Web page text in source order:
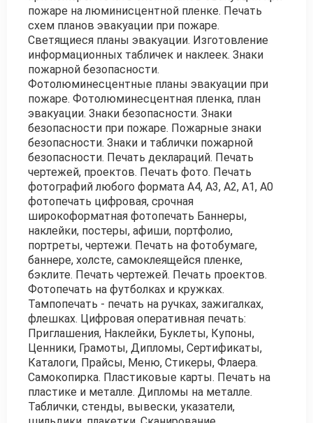
пожаре на люминисцентной пленке. Печать
схем планов эвакуации при пожаре.
Светящиеся планы эвакуации. Изготовление
информационных табличек и наклеек. Знаки
пожарной безопасности.
Фотолюминесцентные планы эвакуации при
пожаре. Фотолюминесцентная пленка, план
эвакуации. Знаки безопасности. Знаки
безопасности при пожаре. Пожарные знаки
безопасности. Знаки и таблички пожарной
безопасности. Печать деклараций. Печать
чертежей, проектов. Печать фото. Печать
фотографий любого формата А4, А3, А2, А1, А0
фотопечать цифровая, срочная
широкоформатная фотопечать Баннеры,
наклейки, постеры, афиши, портфолио,
портреты, чертежи. Печать на фотобумаге,
баннере, холсте, самоклеящейся пленке,
бэклите. Печать чертежей. Печать проектов.
Фотопечать на футболках и кружках.
Тампопечать - печать на ручках, зажигалках,
флешках. Цифровая оперативная печать:
Приглашения, Наклейки, Буклеты, Купоны,
Ценники, Грамоты, Дипломы, Сертификаты,
Каталоги, Прайсы, Меню, Стикеры, Флаера.
Самокопирка. Пластиковые карты. Печать на
пластике и металле. Дипломы на металле.
Таблички, стенды, вывески, указатели,